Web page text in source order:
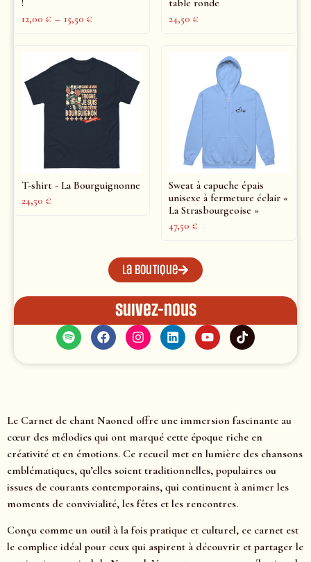
!
12,00 € – 15,50 €
table ronde
24,50 €
T-shirt - La Bourguignonne
24,50 €
Sweat à capuche épais
unisexe à fermeture éclair «
La Strasbourgeoise »
47,50 €
La boutique
Suivez-nous
Le Carnet de chant Naoned offre une immersion fascinante au
cœur des mélodies qui ont marqué cette époque riche en
créativité et en émotions. Ce recueil met en lumière des chansons
emblématiques, qu’elles soient traditionnelles, populaires ou
issues de courants contemporains, qui continuent à animer les
moments de convivialité, les fêtes et les rencontres.
Conçu comme un outil à la fois pratique et culturel, ce carnet est
le complice idéal pour ceux qui aspirent à découvrir et partager le